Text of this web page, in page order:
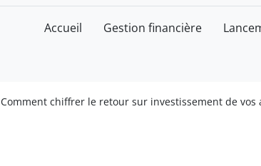
Accueil Gestion financière
Comment chiffrer le retour sur investissement de vos